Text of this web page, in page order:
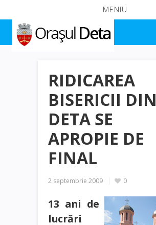
MENIU
RIDICAREA
BISERICII DIN
DETA SE
APROPIE DE
FINAL
2 septembrie 2009 0
13 ani de
lucrări